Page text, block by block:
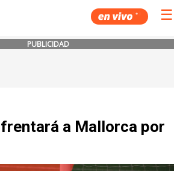
☰
PUBLICIDAD
a Mallorca por